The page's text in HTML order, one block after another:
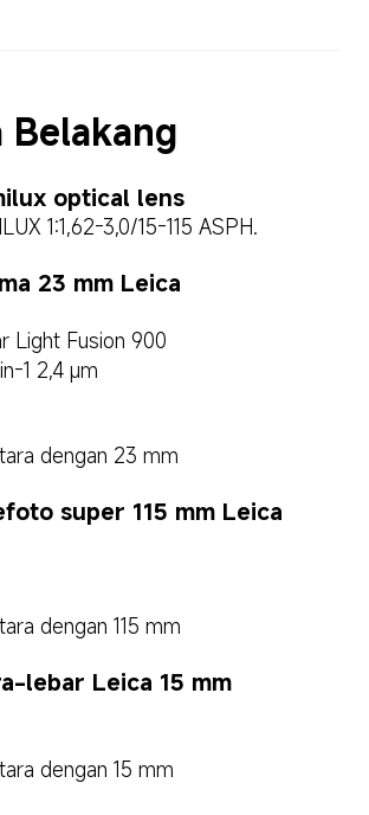
Belakang
optical lens
1:1,62-3,0/15-115 ASPH.
23 mm Leica
Light Fusion 900
1 2,4 µm
dengan 23 mm
super 115 mm Leica
dengan 115 mm
lebar Leica 15 mm
dengan 15 mm